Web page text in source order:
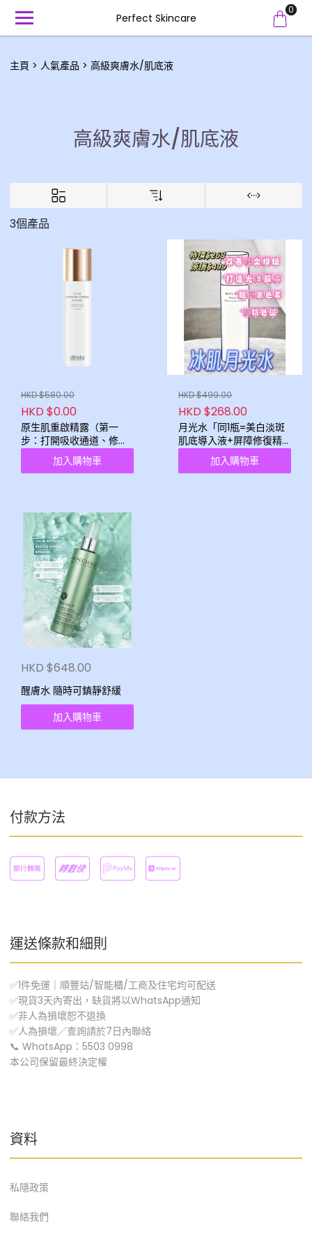
0
Perfect Skincare
主頁 人氣產品 高級爽膚水/肌底液
高級爽膚水/肌底液
3個產品
HKD $580.00
HKD $0.00
原生肌重啟精露（第一
步：打開吸收通道、修基
底打底、打通代謝、專利
滲透鋪路）加入購物車
HKD $499.00
HKD $268.00
月光水「同1瓶=美白淡斑
肌底導入液+屏障修復精
華+預防長斑精華」
加入購物車
HKD $648.00
醒膚水 隨時可鎮靜舒緩
加入購物車
付款方法
運送條款和細則
✅1件免運｜順豐站/智能櫃/工商及住宅均可配送
✅現貨3天內寄出，缺貨將以WhatsApp通知
✅非人為損壞恕不退換
✅人為損壞／查詢請於7日內聯絡
📞 WhatsApp：5503 0998
本公司保留最終決定權
資料
私隱政策
聯絡我們